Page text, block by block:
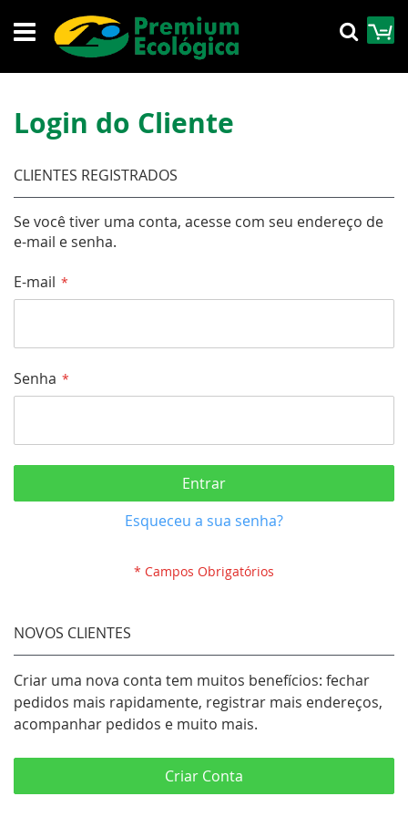
para
o
Login do Cliente
CLIENTES REGISTRADOS
Se você tiver uma conta, acesse com seu endereço de
e-mail e senha.
E-mail
Senha
Entrar
Esqueceu a sua senha?
NOVOS CLIENTES
Criar uma nova conta tem muitos benefícios: fechar
pedidos mais rapidamente, registrar mais endereços,
acompanhar pedidos e muito mais.
Criar Conta